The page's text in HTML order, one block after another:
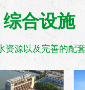
合设施